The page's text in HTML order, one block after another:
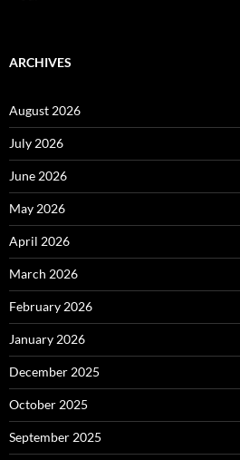
ARCHIVES
August 2026
July 2026
June 2026
May 2026
April 2026
March 2026
February 2026
January 2026
December 2025
October 2025
September 2025